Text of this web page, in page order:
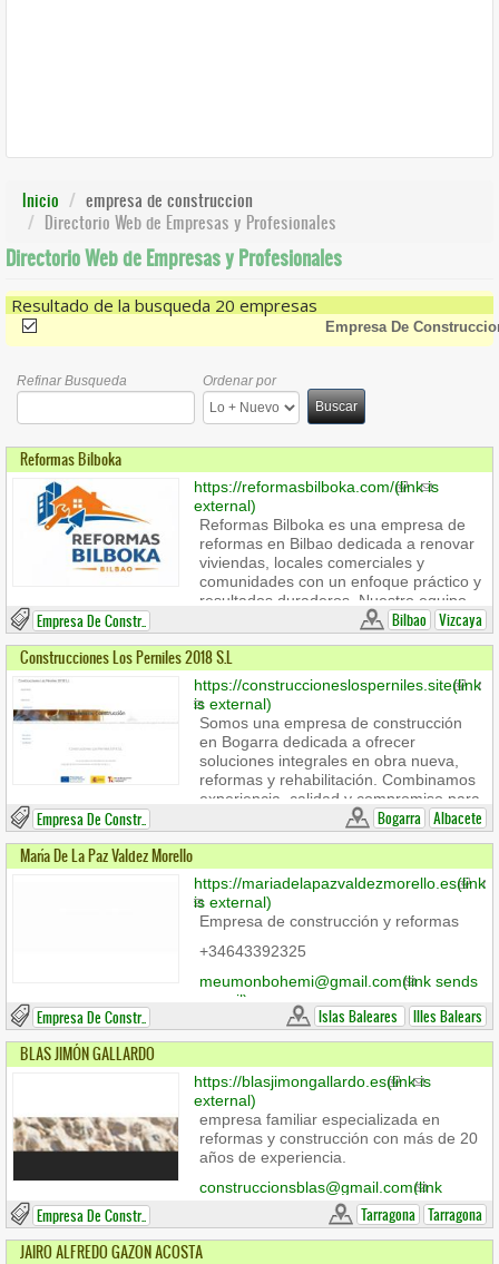
Inicio
empresa de construccion
Directorio Web de Empresas y Profesionales
Directorio Web de Empresas y Profesionales
Resultado de la busqueda 20 empresas
(-) Empresa De
Refinar Busqueda
Ordenar por
Buscar
Reformas Bilboka
https://reformasbilboka.com/(link is
external)
Reformas Bilboka es una empresa de
reformas en Bilbao dedicada a renovar
viviendas, locales comerciales y
comunidades con un enfoque práctico y
resultados duraderos. Nuestro equipo
trabaja cada proyecto con planificación,
materiales de calidad y una ejecución
cuidada para lograr espacios más
cómodos, modernos y funcionales.
Bilbao Vizcaya
Empresa De Constr..
Construcciones Los Perniles 2018 S.L
https://construccioneslosperniles.site(link
is external)
Somos una empresa de construcción
en Bogarra dedicada a ofrecer
soluciones integrales en obra nueva,
reformas y rehabilitación. Combinamos
experiencia, calidad y compromiso para
que cada proyecto se realice de
manera eficiente y con resultados
Contactos
Construcciones Los Perniles 2018 S.L
CALLE ALCARAZ 53 BOGARRA 02130
Teléfono: 34 670031675
Bogarra Albacete
Empresa De Constr..
María De La Paz Valdez Morello
https://mariadelapazvaldezmorello.es(link
is external)
Empresa de construcción y reformas
+34643392325
meumonbohemi@gmail.com(link sends
e-mail)
Islas Baleares Illes Balears
Empresa De Constr..
BLAS JIMÓN GALLARDO
https://blasjimongallardo.es(link is
external)
empresa familiar especializada en
reformas y construcción con más de 20
años de experiencia.
construccionsblas@gmail.com(link
690 38 30 09
Tarragona Tarragona
Empresa De Constr..
JAIRO ALFREDO GAZON ACOSTA